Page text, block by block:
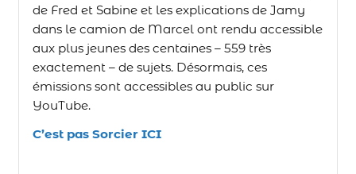
de Fred et Sabine et les explications de Jamy
dans le camion de Marcel ont rendu accessible
aux plus jeunes des centaines – 559 très
exactement – de sujets. Désormais, ces
émissions sont accessibles au public sur
YouTube.
C’est pas Sorcier ICI